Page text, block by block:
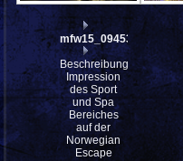
mfw15_094532
Beschreibung:
Impression
des Sport
und Spa
Bereiches
auf der
Norwegian
Escape